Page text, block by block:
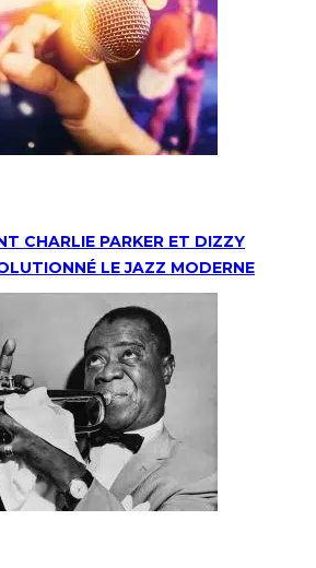
CHARLIE PARKER ET DIZZY
LE JAZZ MODERNE